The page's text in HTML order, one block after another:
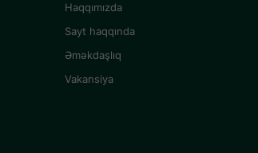
Haqqımızda
Sayt haqqında
Əməkdaşlıq
Vakansiya